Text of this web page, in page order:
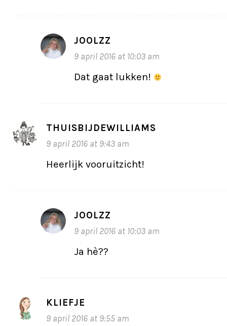
JOOLZZ
9 april 2016 at 10:03 am
Dat gaat lukken!
THUISBIJDEWILLIAMS
9 april 2016 at 9:43 am
Heerlijk vooruitzicht!
JOOLZZ
9 april 2016 at 10:03 am
Ja hè??
KLIEFJE
9 april 2016 at 9:55 am